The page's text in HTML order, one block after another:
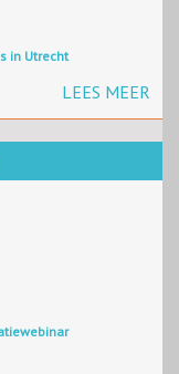
in Utrecht
LEES MEER